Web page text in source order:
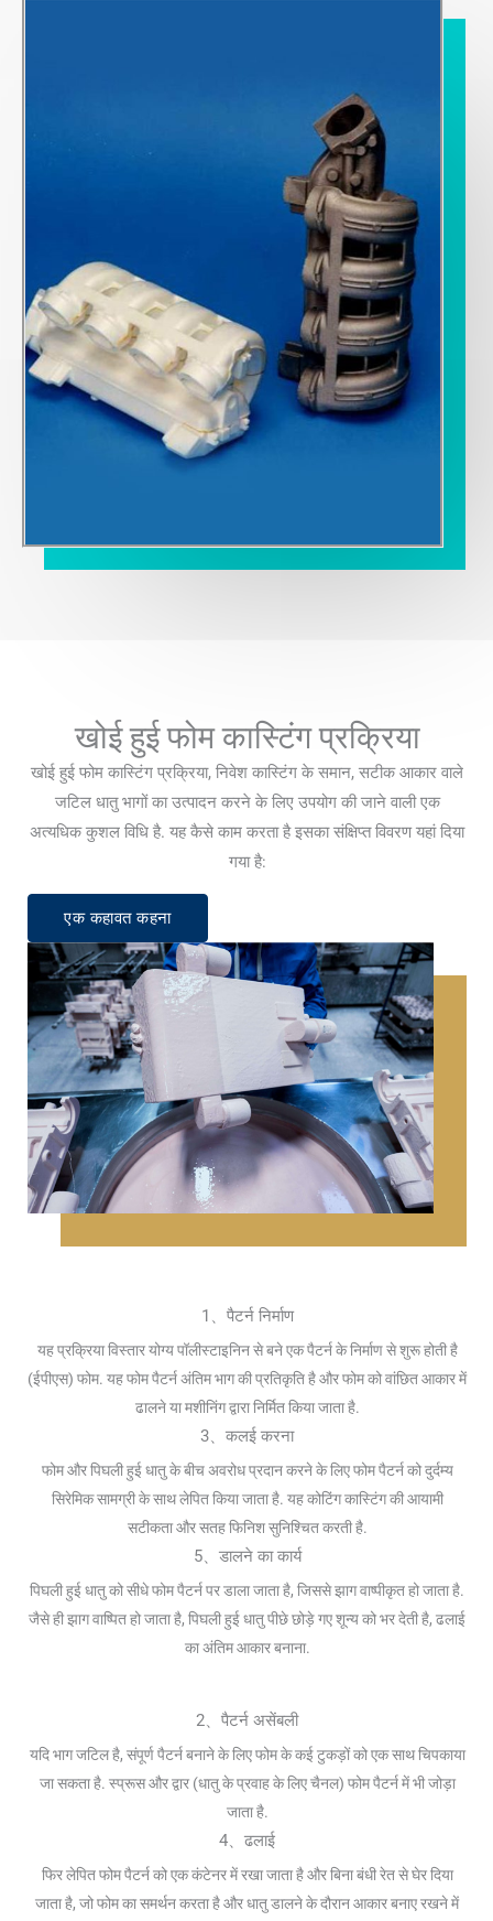
खोई हुई फोम कास्टिंग प्रक्रिया
खोई हुई फोम कास्टिंग प्रक्रिया, निवेश कास्टिंग के समान, सटीक आकार वाले
जटिल धातु भागों का उत्पादन करने के लिए उपयोग की जाने वाली एक
अत्यधिक कुशल विधि है. यह कैसे काम करता है इसका संक्षिप्त विवरण यहां दिया
गया है:
एक कहावत कहना
1、पैटर्न निर्माण
यह प्रक्रिया विस्तार योग्य पॉलीस्टाइनिन से बने एक पैटर्न के निर्माण से शुरू होती है
(ईपीएस) फोम. यह फोम पैटर्न अंतिम भाग की प्रतिकृति है और फोम को वांछित आकार में
ढालने या मशीनिंग द्वारा निर्मित किया जाता है.
3、कलई करना
फोम और पिघली हुई धातु के बीच अवरोध प्रदान करने के लिए फोम पैटर्न को दुर्दम्य
सिरेमिक सामग्री के साथ लेपित किया जाता है. यह कोटिंग कास्टिंग की आयामी
सटीकता और सतह फिनिश सुनिश्चित करती है.
5、डालने का कार्य
पिघली हुई धातु को सीधे फोम पैटर्न पर डाला जाता है, जिससे झाग वाष्पीकृत हो जाता है.
जैसे ही झाग वाष्पित हो जाता है, पिघली हुई धातु पीछे छोड़े गए शून्य को भर देती है, ढलाई
का अंतिम आकार बनाना.
2、पैटर्न असेंबली
यदि भाग जटिल है, संपूर्ण पैटर्न बनाने के लिए फोम के कई टुकड़ों को एक साथ चिपकाया
जा सकता है. स्प्रूस और द्वार (धातु के प्रवाह के लिए चैनल) फोम पैटर्न में भी जोड़ा
जाता है.
4、ढलाई
फिर लेपित फोम पैटर्न को एक कंटेनर में रखा जाता है और बिना बंधी रेत से घेर दिया
जाता है, जो फोम का समर्थन करता है और धातु डालने के दौरान आकार बनाए रखने में